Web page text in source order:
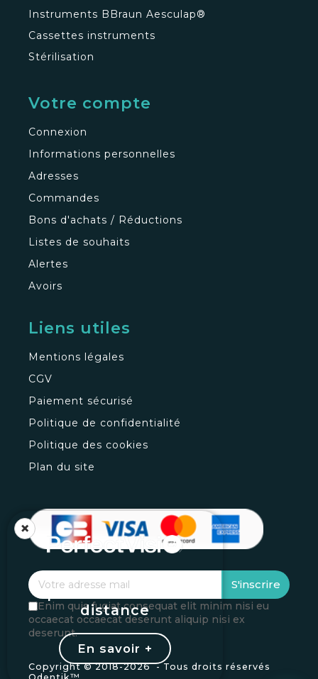
×
Vos loupes
personnalisées à
distance
En savoir +
Instruments BBraun Aesculap®
Cassettes instruments
Stérilisation
Votre compte
Connexion
Informations personnelles
Adresses
Commandes
Bons d'achats / Réductions
Listes de souhaits
Alertes
Avoirs
Liens utiles
Mentions légales
CGV
Paiement sécurisé
Politique de confidentialité
Politique des cookies
Plan du site
S'inscrire
Enim quis fugiat consequat elit minim nisi eu
occaecat occaecat deserunt aliquip nisi ex
deserunt.
Copyright © 2018-2026 - Tous droits réservés